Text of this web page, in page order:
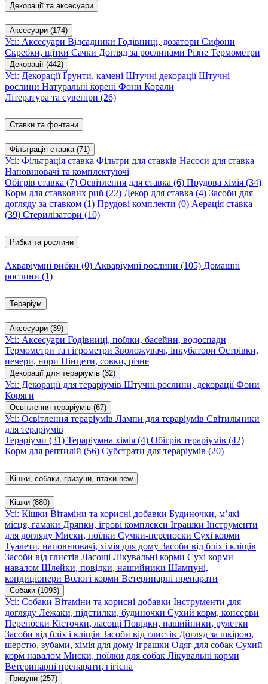
Декорації та аксесуари
Аксесуари (174)
Усі: Аксесуари Відсадники Годівниці, дозатори Сифони
Скребки, щітки Сачки Догляд за рослинами Різне Термометри
Декорації (442)
Усі: ДекораціїҐрунти, камені Штучні декораціїШтучні
рослини Натуральні корені Фони Корали
Література та сувеніри (26)
Ставки та фонтани
Фільтрація ставка (71)
Усі: Фільтрація ставка Фільтри для ставків Насоси для ставка
Наповнювачі та комплектуючі
Обігрів ставка (7) Освітлення для ставка (6) Прудова хімія (34)
Корм для ставкових риб (22) Декор для ставка (4) Засоби для
догляду за ставком (1) Прудові комплекти (0) Аерація ставка
(39) Стерилізатори (10)
Рибки та рослини
Акваріумні рибки (0) Акваріумні рослини (105) Домашні
рослини (1)
Тераріум
Аксесуари (39)
Усі: Аксесуари Годівниці, поїлки, басейни, водоспади
Термометри та гігрометри Зволожувачі, інкубатори Острівки,
печери, нори Пінцети, совки, різне
Декорації для тераріумів (32)
Усі: Декорації для тераріумів Штучні рослини, декораціїФони
Коряги
Освітлення тераріумів (67)
Усі: Освітлення тераріумів Лампи для тераріумів Світильники
для тераріумів
Тераріуми (31) Тераріумна хімія (4) Обігрів тераріумів (42)
Корм для рептилій (56) Субстрати для тераріумів (20)
Кішки, собаки, гризуни, птахи new
Кішки (880)
Усі: Кішки Вітаміни та корисні добавки Будиночки, м’які
місця, гамаки Дряпки, ігрові комплекси Іграшки Інструменти
для догляду Миски, поїлки Сумки-переноски Сухі корми
Туалети, наповнювачі, хімія для дому Засоби від бліх і кліщів
Засоби від глистів Ласощі Лікувальні корми Сухі корми
навалом Шлейки, повідки, нашийники Шампуні,
кондиціонери Вологі корми Ветеринарні препарати
Собаки (1093)
Усі: Собаки Вітаміни та корисні добавки Інструменти для
догляду Лежаки, підстилки, будиночки Сухий корм, консерви
Переноски Кісточки, ласощі Повідки, нашийники, рулетки
Засоби від бліх і кліщів Засоби від глистів Догляд за шкірою,
шерстю, зубами, хімія для дому Іграшки Одяг для собак Сухий
корм навалом Миски, поїлки для собак Лікувальні корми
Ветеринарні препарати, гігієна
Гризуни (257)